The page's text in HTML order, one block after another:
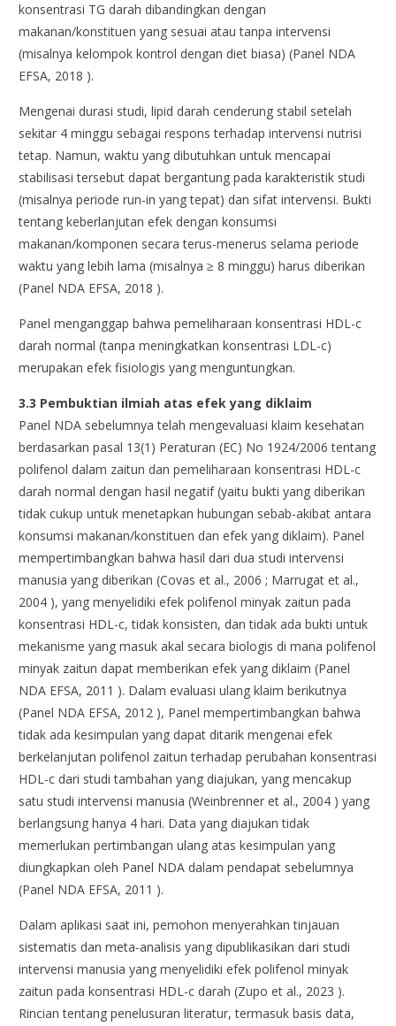
konsentrasi TG darah dibandingkan dengan
makanan/konstituen yang sesuai atau tanpa intervensi
(misalnya kelompok kontrol dengan diet biasa) (Panel NDA
EFSA, 2018 ).
Mengenai durasi studi, lipid darah cenderung stabil setelah
sekitar 4 minggu sebagai respons terhadap intervensi nutrisi
tetap. Namun, waktu yang dibutuhkan untuk mencapai
stabilisasi tersebut dapat bergantung pada karakteristik studi
(misalnya periode run-in yang tepat) dan sifat intervensi. Bukti
tentang keberlanjutan efek dengan konsumsi
makanan/komponen secara terus-menerus selama periode
waktu yang lebih lama (misalnya ≥ 8 minggu) harus diberikan
(Panel NDA EFSA, 2018 ).
Panel menganggap bahwa pemeliharaan konsentrasi HDL-c
darah normal (tanpa meningkatkan konsentrasi LDL-c)
merupakan efek fisiologis yang menguntungkan.
3.3 Pembuktian ilmiah atas efek yang diklaim
Panel NDA sebelumnya telah mengevaluasi klaim kesehatan
berdasarkan pasal 13(1) Peraturan (EC) No 1924/2006 tentang
polifenol dalam zaitun dan pemeliharaan konsentrasi HDL-c
darah normal dengan hasil negatif (yaitu bukti yang diberikan
tidak cukup untuk menetapkan hubungan sebab-akibat antara
konsumsi makanan/konstituen dan efek yang diklaim). Panel
mempertimbangkan bahwa hasil dari dua studi intervensi
manusia yang diberikan (Covas et al., 2006 ; Marrugat et al.,
2004 ), yang menyelidiki efek polifenol minyak zaitun pada
konsentrasi HDL-c, tidak konsisten, dan tidak ada bukti untuk
mekanisme yang masuk akal secara biologis di mana polifenol
minyak zaitun dapat memberikan efek yang diklaim (Panel
NDA EFSA, 2011 ). Dalam evaluasi ulang klaim berikutnya
(Panel NDA EFSA, 2012 ), Panel mempertimbangkan bahwa
tidak ada kesimpulan yang dapat ditarik mengenai efek
berkelanjutan polifenol zaitun terhadap perubahan konsentrasi
HDL-c dari studi tambahan yang diajukan, yang mencakup
satu studi intervensi manusia (Weinbrenner et al., 2004 ) yang
berlangsung hanya 4 hari. Data yang diajukan tidak
memerlukan pertimbangan ulang atas kesimpulan yang
diungkapkan oleh Panel NDA dalam pendapat sebelumnya
(Panel NDA EFSA, 2011 ).
Dalam aplikasi saat ini, pemohon menyerahkan tinjauan
sistematis dan meta-analisis yang dipublikasikan dari studi
intervensi manusia yang menyelidiki efek polifenol minyak
zaitun pada konsentrasi HDL-c darah (Zupo et al., 2023 ).
Rincian tentang penelusuran literatur, termasuk basis data,